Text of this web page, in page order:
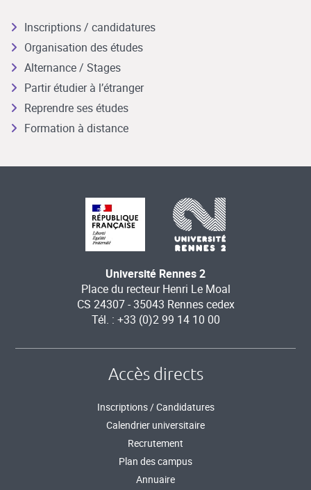
Inscriptions / candidatures
Organisation des études
Alternance / Stages
Partir étudier à l’étranger
Reprendre ses études
Formation à distance
Université Rennes 2
Place du recteur Henri Le Moal
CS 24307 - 35043 Rennes cedex
Tél. : +33 (0)2 99 14 10 00
Accès directs
Inscriptions / Candidatures
Calendrier universitaire
Recrutement
Plan des campus
Annuaire